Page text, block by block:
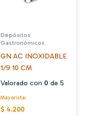
Depósitos
Gastronómicos
GN AC INOXIDABLE
1/9 10 CM
Valorado con 0 de 5
Mayorista:
$ 4.200